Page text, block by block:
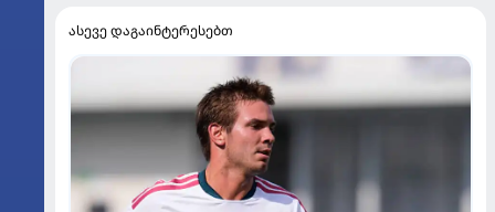
ასევე დაგაინტერესებთ